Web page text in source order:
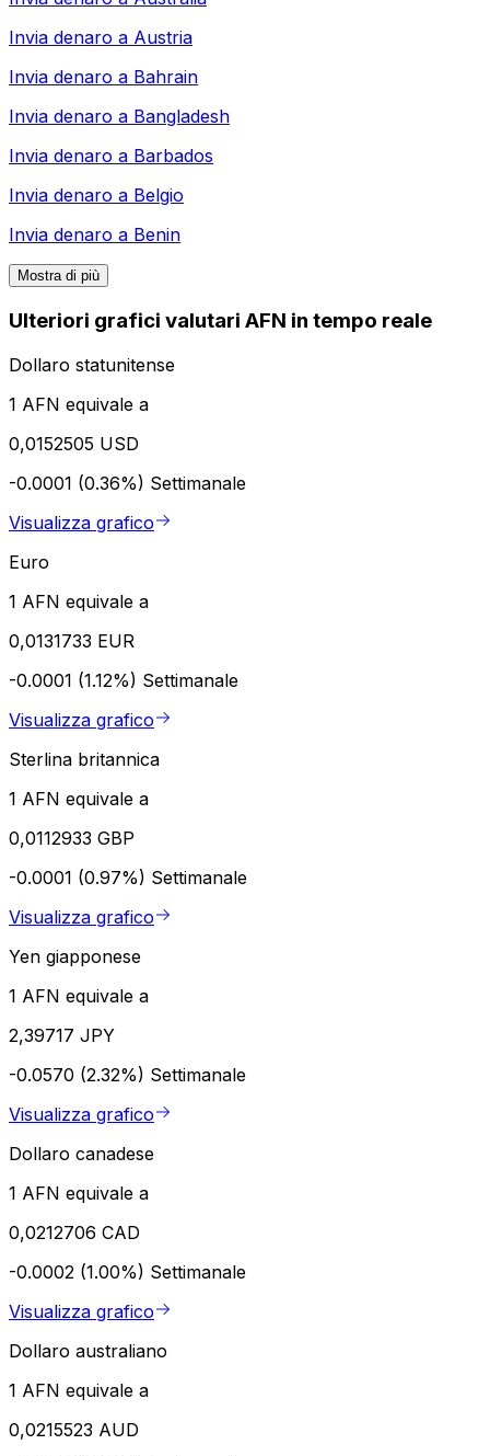
Invia denaro a Austria
Invia denaro a Bahrain
Invia denaro a Bangladesh
Invia denaro a Barbados
Invia denaro a Belgio
Invia denaro a Benin
Mostra di più
Ulteriori grafici valutari AFN in tempo reale
Dollaro statunitense
1 AFN equivale a
0,0152505 USD
-0.0001 (0.36%) Settimanale
Visualizza grafico
Euro
1 AFN equivale a
0,0131733 EUR
-0.0001 (1.12%) Settimanale
Visualizza grafico
Sterlina britannica
1 AFN equivale a
0,0112933 GBP
-0.0001 (0.97%) Settimanale
Visualizza grafico
Yen giapponese
1 AFN equivale a
2,39717 JPY
-0.0570 (2.32%) Settimanale
Visualizza grafico
Dollaro canadese
1 AFN equivale a
0,0212706 CAD
-0.0002 (1.00%) Settimanale
Visualizza grafico
Dollaro australiano
1 AFN equivale a
0,0215523 AUD